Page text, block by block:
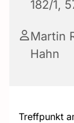
182/1,
Martin
Hahn
Treffpunkt